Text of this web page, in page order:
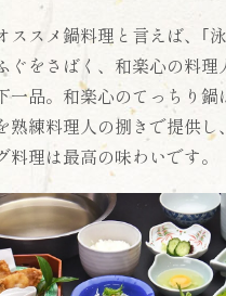
ススメ鍋料理と言えば、｢
ぐをさばく、和楽心の料理
一品。和楽心のてっちり
熟練料理人の捌きで提供し
料理は最高の味わいです。